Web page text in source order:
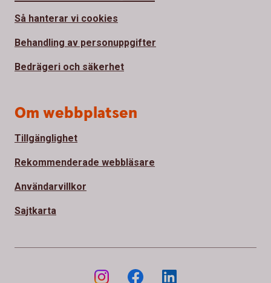
Så hanterar vi cookies
Behandling av personuppgifter
Bedrägeri och säkerhet
Om webbplatsen
Tillgänglighet
Rekommenderade webbläsare
Användarvillkor
Sajtkarta